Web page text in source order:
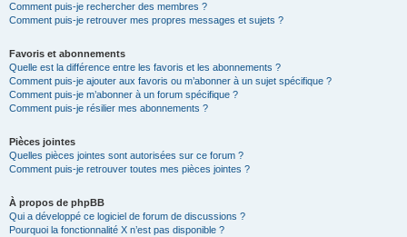
Comment puis-je rechercher des membres ?
Comment puis-je retrouver mes propres messages et sujets ?
Favoris et abonnements
Quelle est la différence entre les favoris et les abonnements ?
Comment puis-je ajouter aux favoris ou m’abonner à un sujet spécifique ?
Comment puis-je m’abonner à un forum spécifique ?
Comment puis-je résilier mes abonnements ?
Pièces jointes
Quelles pièces jointes sont autorisées sur ce forum ?
Comment puis-je retrouver toutes mes pièces jointes ?
À propos de phpBB
Qui a développé ce logiciel de forum de discussions ?
Pourquoi la fonctionnalité X n’est pas disponible ?